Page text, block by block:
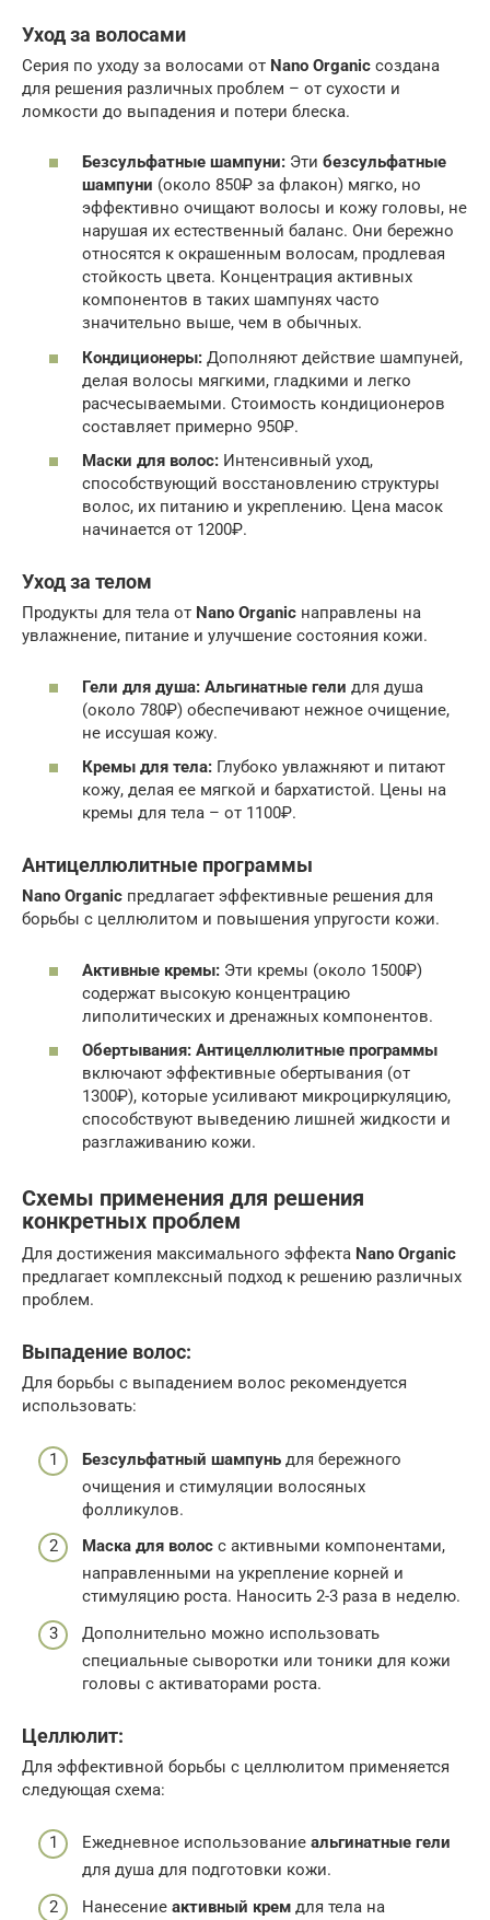
Уход за волосами
Серия по уходу за волосами от Nano Organic создана
для решения различных проблем – от сухости и
ломкости до выпадения и потери блеска.
Безсульфатные шампуни: Эти безсульфатные
шампуни (около 850₽ за флакон) мягко, но
эффективно очищают волосы и кожу головы, не
нарушая их естественный баланс. Они бережно
относятся к окрашенным волосам, продлевая
стойкость цвета. Концентрация активных
компонентов в таких шампунях часто
значительно выше, чем в обычных.
Кондиционеры: Дополняют действие шампуней,
делая волосы мягкими, гладкими и легко
расчесываемыми. Стоимость кондиционеров
составляет примерно 950₽.
Маски для волос: Интенсивный уход,
способствующий восстановлению структуры
волос, их питанию и укреплению. Цена масок
начинается от 1200₽.
Уход за телом
Продукты для тела от Nano Organic направлены на
увлажнение, питание и улучшение состояния кожи.
Гели для душа: Альгинатные гели для душа
(около 780₽) обеспечивают нежное очищение,
не иссушая кожу.
Кремы для тела: Глубоко увлажняют и питают
кожу, делая ее мягкой и бархатистой. Цены на
кремы для тела – от 1100₽.
Антицеллюлитные программы
Nano Organic предлагает эффективные решения для
борьбы с целлюлитом и повышения упругости кожи.
Активные кремы: Эти кремы (около 1500₽)
содержат высокую концентрацию
липолитических и дренажных компонентов.
Обертывания: Антицеллюлитные программы
включают эффективные обертывания (от
1300₽), которые усиливают микроциркуляцию,
способствуют выведению лишней жидкости и
разглаживанию кожи.
Схемы применения для решения
конкретных проблем
Для достижения максимального эффекта Nano Organic
предлагает комплексный подход к решению различных
проблем.
Выпадение волос:
Для борьбы с выпадением волос рекомендуется
использовать:
Безсульфатный шампунь для бережного
очищения и стимуляции волосяных
фолликулов.
Маска для волос с активными компонентами,
направленными на укрепление корней и
стимуляцию роста. Наносить 2-3 раза в неделю.
Дополнительно можно использовать
специальные сыворотки или тоники для кожи
головы с активаторами роста.
Целлюлит:
Для эффективной борьбы с целлюлитом применяется
следующая схема:
Ежедневное использование альгинатные гели
для душа для подготовки кожи.
Нанесение активный крем для тела на